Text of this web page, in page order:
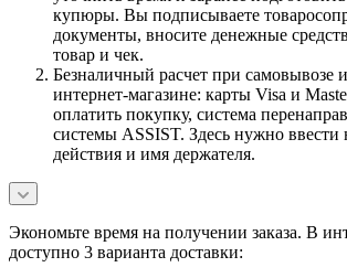
купюры. Вы подписываете
документы, вносите денежные
товар и чек.
Безналичный расчет при самовывозе
интернет-магазине: карты Visa и
оплатить покупку, система
системы ASSIST. Здесь нужно ввести
действия и имя держателя.
Экономьте время на получении заказа. В
доступно 3 варианта доставки: